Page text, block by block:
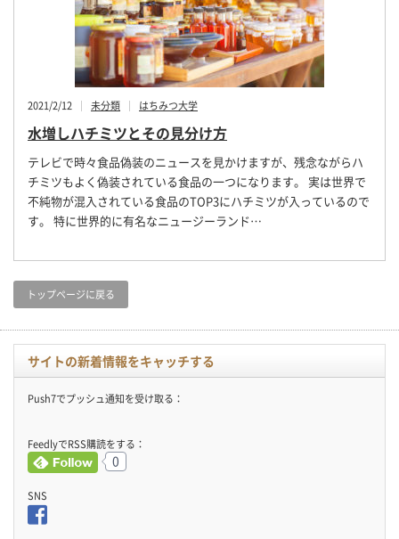
2021/2/12 未分類 はちみつ大学
水増しハチミツとその見分け方
テレビで時々食品偽装のニュースを見かけますが、残念ながらハ
チミツもよく偽装されている食品の一つになります。 実は世界で
不純物が混入されている食品のTOP3にハチミツが入っているので
す。 特に世界的に有名なニュージーランド…
トップページに戻る
サイトの新着情報をキャッチする
Push7でプッシュ通知を受け取る：
FeedlyでRSS購読をする：
0
SNS